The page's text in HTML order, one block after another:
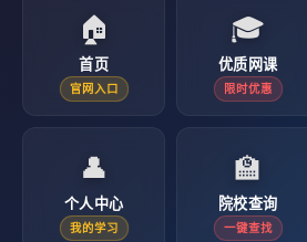
🏠
首页
官网入口
🎓
优质网课
限时优惠
👤
个人中心
我的学习
🏫
院校查询
一键查找